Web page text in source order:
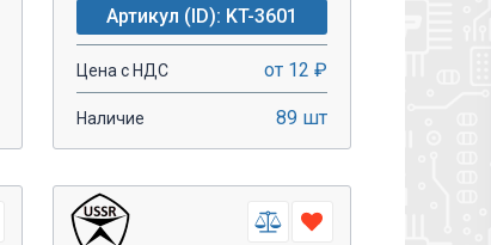
Артикул (ID): KT-3601
Цена с НДС от 12 ₽
Наличие 89 шт